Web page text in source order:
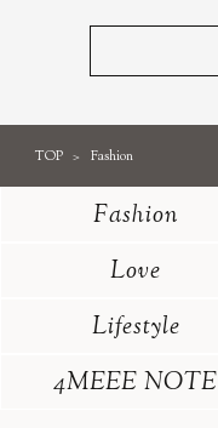
TOP Fashion
Fashion
Love
Lifestyle
4MEEE NOTE